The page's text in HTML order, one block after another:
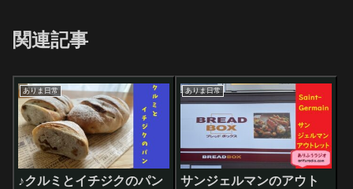
関連記事
ありま日常
♪クルミとイチジクのパン
ありま日常
サンジェルマンのアウト